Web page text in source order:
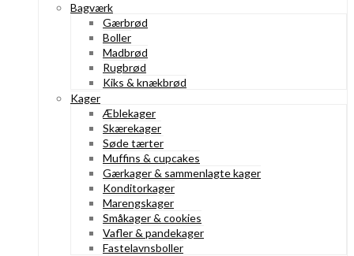
Bagværk
Gærbrød
Boller
Madbrød
Rugbrød
Kiks & knækbrød
Kager
Æblekager
Skærekager
Søde tærter
Muffins & cupcakes
Gærkager & sammenlagte kager
Konditorkager
Marengskager
Småkager & cookies
Vafler & pandekager
Fastelavnsboller